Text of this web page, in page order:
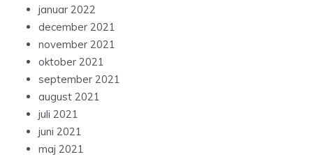
januar 2022
december 2021
november 2021
oktober 2021
september 2021
august 2021
juli 2021
juni 2021
maj 2021